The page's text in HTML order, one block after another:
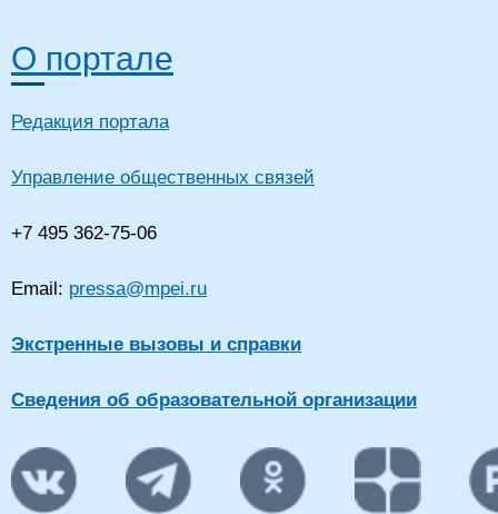
О портале
Редакция портала
Управление общественных связей
+7 495 362-75-06
Email: pressa@mpei.ru
Экстренные вызовы и справки
Сведения об образовательной организации